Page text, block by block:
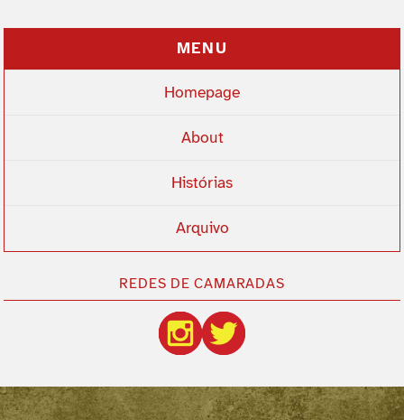
MENU
Homepage
About
Histórias
Arquivo
REDES DE CAMARADAS